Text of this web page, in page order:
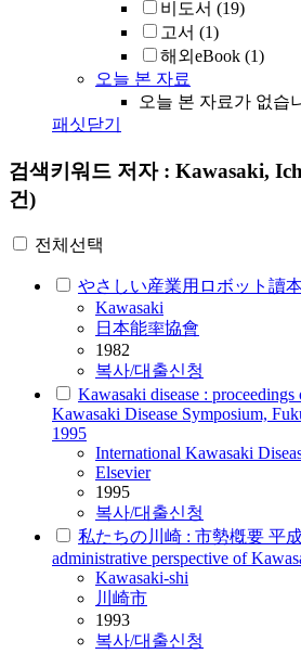
비도서 (19)
고서 (1)
해외eBook (1)
오늘 본 자료
오늘 본 자료가 없습
패싯닫기
검색키워드 저자 : Kawasaki,
건)
전체선택
やさしい産業用ロボット讀
Kawasaki
日本能率協會
1982
복사/대출신청
Kawasaki disease :
Kawasaki Disease Symposium,
1995
International Kawasaki
Elsevier
1995
복사/대출신청
私たちの川崎 : 市勢槪要 平
administrative perspective of
Kawasaki-shi
川崎市
1993
복사/대출신청